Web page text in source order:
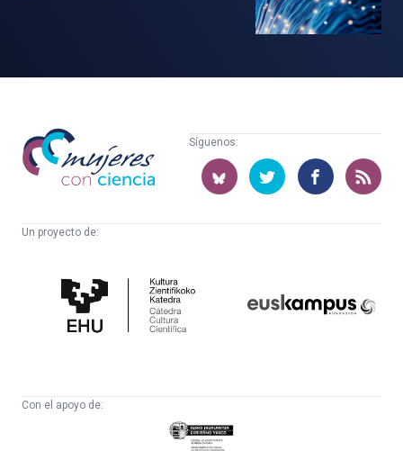
Mujeres
con
ciencia
Síguenos:
Un proyecto de:
Cultura
Científica
Con el apoyo de:
Eusko